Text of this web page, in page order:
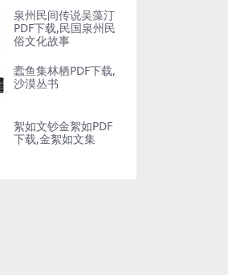
泉州民间传说吴藻汀
PDF下载,民国泉州民
俗文化故事
蠹鱼集林栖PDF下载,
沙漠丛书
絮如文钞金絮如PDF
下载,金絮如文集